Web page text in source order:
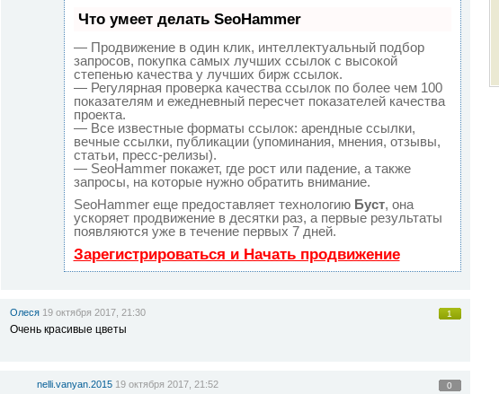
Что умеет делать SeoHammer
— Продвижение в один клик, интеллектуальный подбор
запросов, покупка самых лучших ссылок с высокой
степенью качества у лучших бирж ссылок.
— Регулярная проверка качества ссылок по более чем 100
показателям и ежедневный пересчет показателей качества
проекта.
— Все известные форматы ссылок: арендные ссылки,
вечные ссылки, публикации (упоминания, мнения, отзывы,
статьи, пресс-релизы).
— SeoHammer покажет, где рост или падение, а также
запросы, на которые нужно обратить внимание.
SeoHammer еще предоставляет технологию Буст, она
ускоряет продвижение в десятки раз, а первые результаты
появляются уже в течение первых 7 дней.
Зарегистрироваться и Начать продвижение
Олеся 19 октября 2017, 21:30 1
Очень красивые цветы
nelli.vanyan.2015 19 октября 2017, 21:52 0